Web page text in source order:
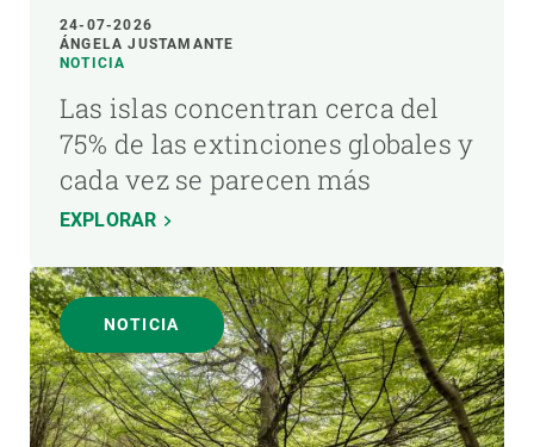
24-07-2026
ÁNGELA JUSTAMANTE
NOTICIA
Las islas concentran cerca del
75% de las extinciones globales y
cada vez se parecen más
EXPLORAR
NOTICIA